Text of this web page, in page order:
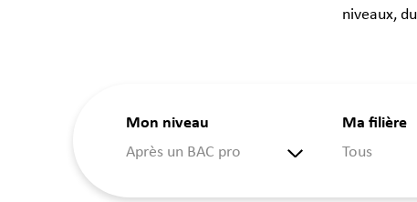
niveaux,
Mon niveau
Après un BAC pro
Ma filière
Tous